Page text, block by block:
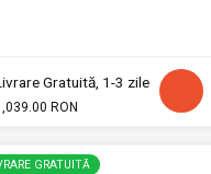
Gratuită, 1-3 zile
RON
GRATUITĂ